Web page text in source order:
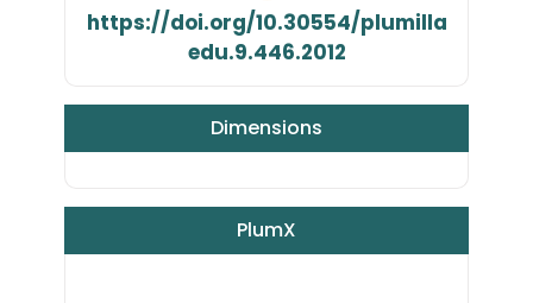
https://doi.org/10.30554/plumilla
edu.9.446.2012
Dimensions
PlumX